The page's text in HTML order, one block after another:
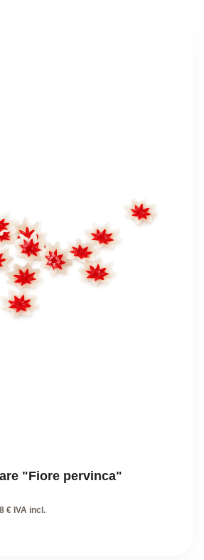
"Fiore pervinca"
€ IVA incl.